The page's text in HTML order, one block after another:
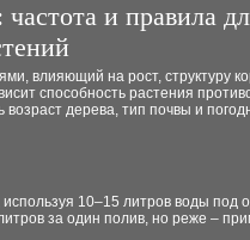
и правила
влияющий на рост, структуру
способность растения
дерева, тип почвы и
10–15 литров воды под
за один полив, но реже –